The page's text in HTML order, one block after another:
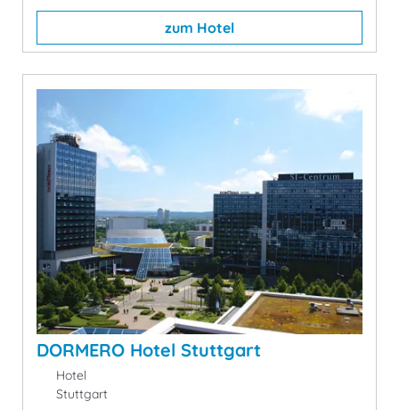
zum Hotel
DORMERO Hotel Stuttgart
Hotel
Stuttgart